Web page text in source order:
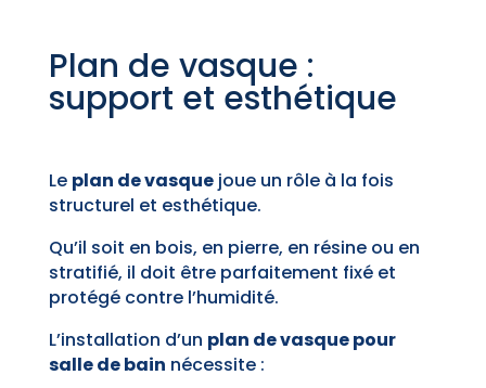
Plan de vasque :
support et esthétique
Le plan de vasquejoue un rôle à la fois
structurel et esthétique.
Qu’il soit en bois, en pierre, en résine ou en
stratifié, il doit être parfaitement fixé et
protégé contre l’humidité.
L’installation d’un plan de vasque pour
salle de bain nécessite :